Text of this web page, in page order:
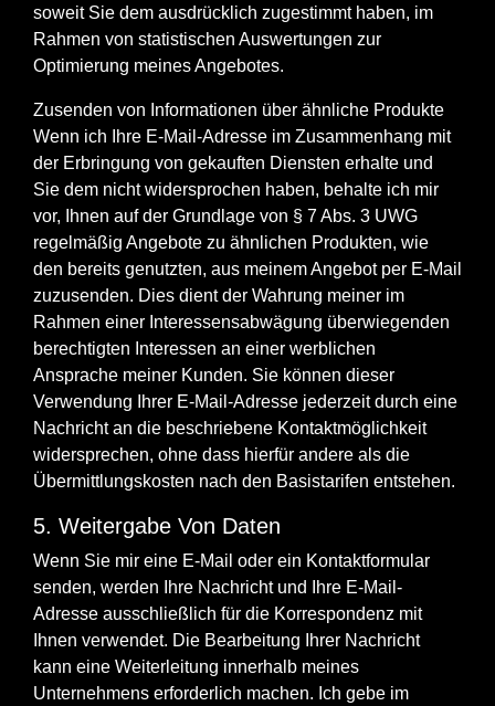
soweit Sie dem ausdrücklich zugestimmt haben, im
Rahmen von statistischen Auswertungen zur
Optimierung meines Angebotes.
Zusenden von Informationen über ähnliche Produkte
Wenn ich Ihre E-Mail-Adresse im Zusammenhang mit
der Erbringung von gekauften Diensten erhalte und
Sie dem nicht widersprochen haben, behalte ich mir
vor, Ihnen auf der Grundlage von § 7 Abs. 3 UWG
regelmäßig Angebote zu ähnlichen Produkten, wie
den bereits genutzten, aus meinem Angebot per E-Mail
zuzusenden. Dies dient der Wahrung meiner im
Rahmen einer Interessensabwägung überwiegenden
berechtigten Interessen an einer werblichen
Ansprache meiner Kunden. Sie können dieser
Verwendung Ihrer E-Mail-Adresse jederzeit durch eine
Nachricht an die beschriebene Kontaktmöglichkeit
widersprechen, ohne dass hierfür andere als die
Übermittlungskosten nach den Basistarifen entstehen.
5. Weitergabe Von Daten
Wenn Sie mir eine E-Mail oder ein Kontaktformular
senden, werden Ihre Nachricht und Ihre E-Mail-
Adresse ausschließlich für die Korrespondenz mit
Ihnen verwendet. Die Bearbeitung Ihrer Nachricht
kann eine Weiterleitung innerhalb meines
Unternehmens erforderlich machen. Ich gebe im